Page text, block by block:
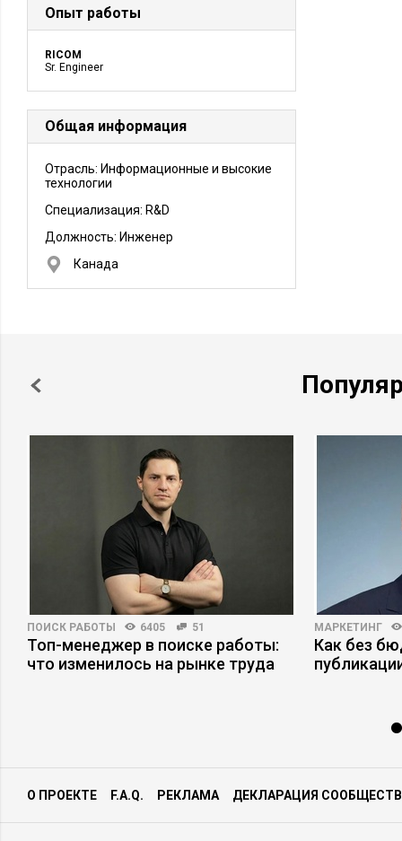
Опыт работы
RICOM
Sr. Engineer
Общая информация
Отрасль: Информационные и высокие
технологии
Специализация: R&D
Должность: Инженер
Канада
ПОИСК РАБОТЫ 6405 51
Топ-менеджер в поиске работы:
что изменилось на рынке труда
МАРКЕТИНГ
Как без
О ПРОЕКТЕ F.A.Q. РЕКЛАМА ДЕКЛАРАЦИЯ